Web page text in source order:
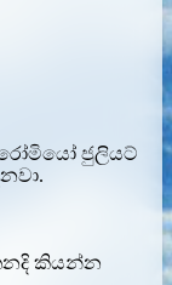
ජුලියට්
කියන්න